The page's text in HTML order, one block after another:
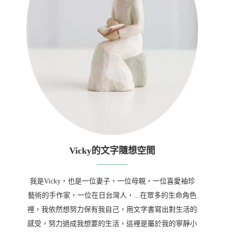
Vicky的文字隨想空間
我是Vicky，也是一位妻子，一位母親，一位喜愛袖珍
藝術的手作家，一位在日台灣人，...在眾多的生命角色
裡，我依然想努力保有我自己，用文字書寫出對生活的
感受，努力過成我想要的生活，這裡是屬於我的寧靜小